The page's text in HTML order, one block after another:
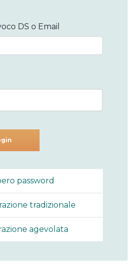
DS o Email
password
tradizionale
agevolata